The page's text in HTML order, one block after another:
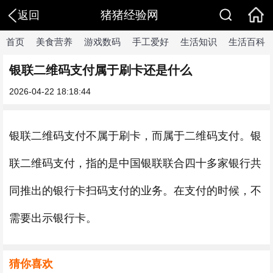
返回 猪猪经验网
首页 美食营养 游戏数码 手工爱好 生活知识 生活百科
银联二维码支付属于刷卡还是什么
2026-04-22 18:18:44
银联二维码支付不属于刷卡，而属于二维码支付。银
联二维码支付，指的是中国银联联合四十多家银行共
同推出的银行卡扫码支付的业务。在支付的时候，不
需要出示银行卡。
猜你喜欢